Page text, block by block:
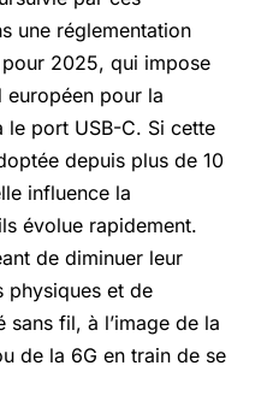
une réglementation
2025, qui impose
européen pour la
le port USB-C. Si cette
depuis plus de 10
influence la
évolue rapidement.
de diminuer leur
physiques et de
fil, à l’image de la
de la 6G en train de se